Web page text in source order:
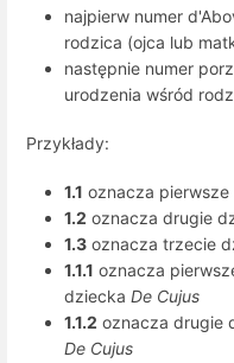
najpierw numer
rodzica (ojca lub
następnie numer
urodzenia wśród
Przykłady:
1.1 oznacza
1.2 oznacza drugie
1.3 oznacza trzecie
1.1.1 oznacza
dziecka De Cujus
1.1.2 oznacza drugie
De Cujus